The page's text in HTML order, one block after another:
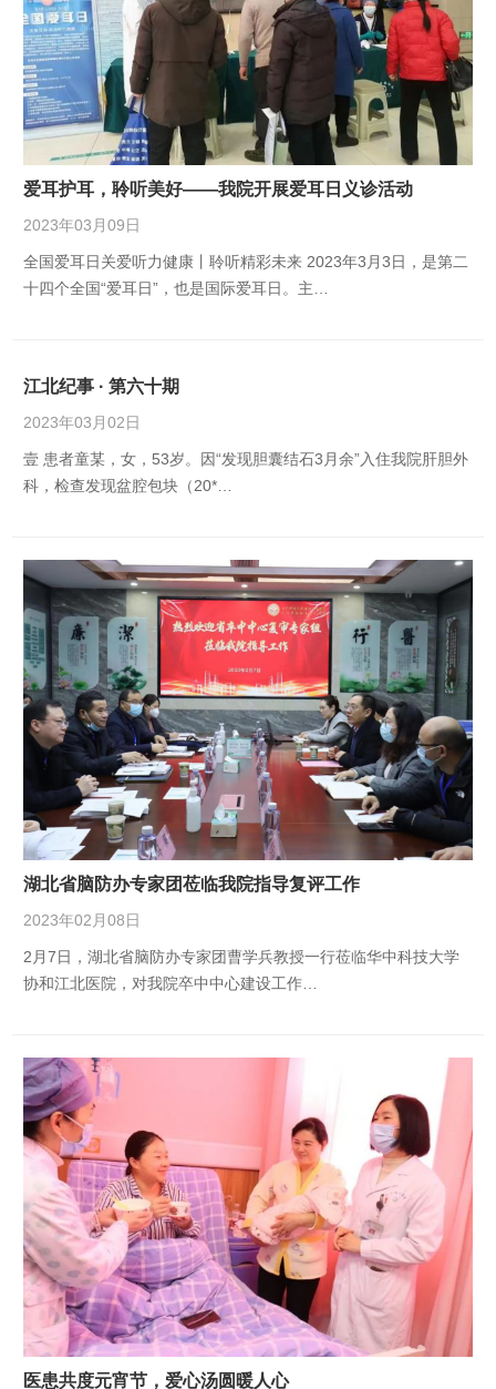
爱耳护耳，聆听美好——我院开展爱耳日义诊活动
2023年03月09日
全国爱耳日关爱听力健康丨聆听精彩未来 2023年3月3日，是第二
十四个全国“爱耳日”，也是国际爱耳日。主…
江北纪事 · 第六十期
2023年03月02日
壹 患者童某，女，53岁。因“发现胆囊结石3月余”入住我院肝胆外
科，检查发现盆腔包块（20*…
湖北省脑防办专家团莅临我院指导复评工作
2023年02月08日
2月7日，湖北省脑防办专家团曹学兵教授一行莅临华中科技大学
协和江北医院，对我院卒中中心建设工作…
医患共度元宵节，爱心汤圆暖人心